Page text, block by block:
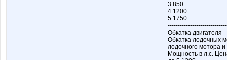
3 850
4 1200
5 1750
Обкатка двигателя
Обкатка лодочных
лодочного мотора
Мощность в л.с.